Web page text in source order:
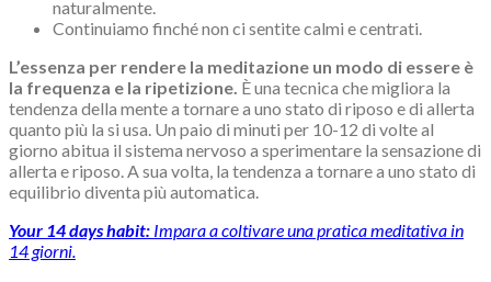
naturalmente.
Continuiamo finché non ci sentite calmi e centrati.
L’essenza per rendere la meditazione un modo di essere è
la frequenza e la ripetizione. È una tecnica che migliora la
tendenza della mente a tornare a uno stato di riposo e di allerta
quanto più la si usa. Un paio di minuti per 10-12 di volte al
giorno abitua il sistema nervoso a sperimentare la sensazione di
allerta e riposo. A sua volta, la tendenza a tornare a uno stato di
equilibrio diventa più automatica.
Your 14 days habit: Impara a coltivare una pratica meditativa in
14 giorni.